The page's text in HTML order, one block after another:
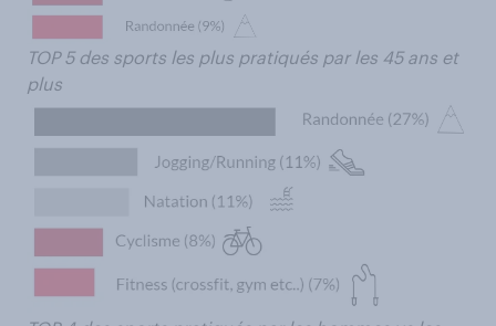
TOP 5 des sports les plus pratiqués par les 45 ans et
plus